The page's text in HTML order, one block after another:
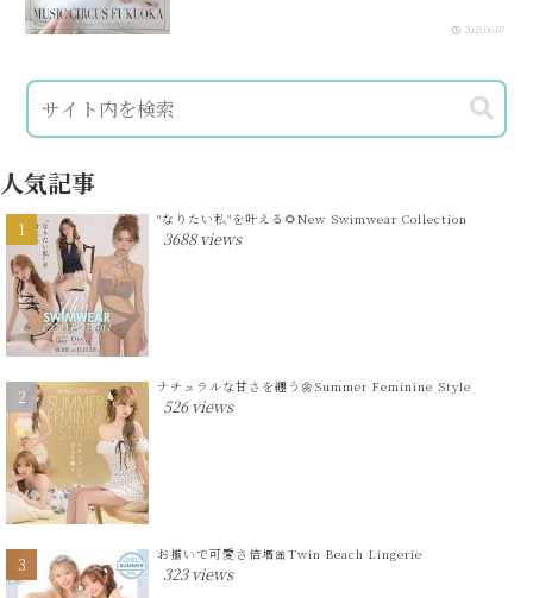
2023.06.07
人気記事
"なりたい私"を叶える🌻New Swimwear Collection
3688 views
ナチュラルな甘さを纏う🌼Summer Feminine Style
526 views
お揃いで可愛さ倍増🎀Twin Beach Lingerie
323 views